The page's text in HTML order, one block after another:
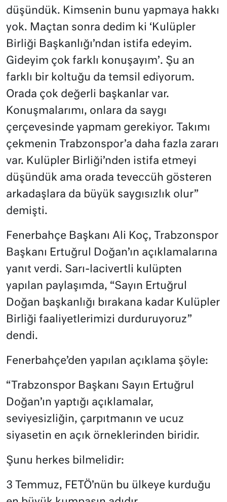
düşündük. Kimsenin bunu yapmaya hakkı
yok. Maçtan sonra dedim ki ‘Kulüpler
Birliği Başkanlığı’ndan istifa edeyim.
Gideyim çok farklı konuşayım’. Şu an
farklı bir koltuğu da temsil ediyorum.
Orada çok değerli başkanlar var.
Konuşmalarımı, onlara da saygı
çerçevesinde yapmam gerekiyor. Takımı
çekmenin Trabzonspor’a daha fazla zararı
var. Kulüpler Birliği’nden istifa etmeyi
düşündük ama orada teveccüh gösteren
arkadaşlara da büyük saygısızlık olur”
demişti.
Fenerbahçe Başkanı Ali Koç, Trabzonspor
Başkanı Ertuğrul Doğan’ın açıklamalarına
yanıt verdi. Sarı-lacivertli kulüpten
yapılan paylaşımda, “Sayın Ertuğrul
Doğan başkanlığı bırakana kadar Kulüpler
Birliği faaliyetlerimizi durduruyoruz”
dendi.
Fenerbahçe’den yapılan açıklama şöyle:
“Trabzonspor Başkanı Sayın Ertuğrul
Doğan’ın yaptığı açıklamalar,
seviyesizliğin, çarpıtmanın ve ucuz
siyasetin en açık örneklerinden biridir.
Şunu herkes bilmelidir:
3 Temmuz, FETÖ’nün bu ülkeye kurduğu